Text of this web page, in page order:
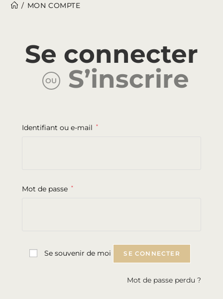
/ MON COMPTE
Se connecter
OU S’inscrire
Identifiant ou e-mail *
Mot de passe *
Se souvenir de moi SE CONNECTER
Mot de passe perdu ?